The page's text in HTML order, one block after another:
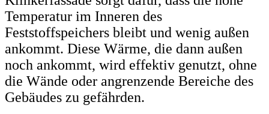
Temperatur im Inneren des
Feststoffspeichers bleibt und wenig außen
ankommt. Diese Wärme, die dann außen
noch ankommt, wird effektiv genutzt, ohne
die Wände oder angrenzende Bereiche des
Gebäudes zu gefährden.